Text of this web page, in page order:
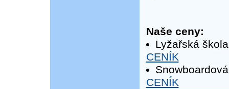
Naše ceny:
Lyžařská
CENÍK
CENÍK